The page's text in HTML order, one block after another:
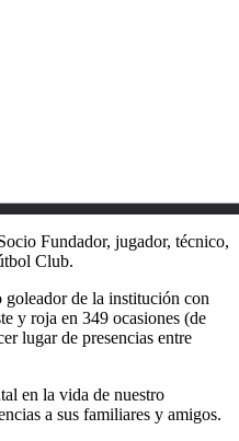
Fundador, jugador, técnico,
Club.
de la institución con
y roja en 349 ocasiones (de
lugar de presencias entre
en la vida de nuestro
a sus familiares y amigos.